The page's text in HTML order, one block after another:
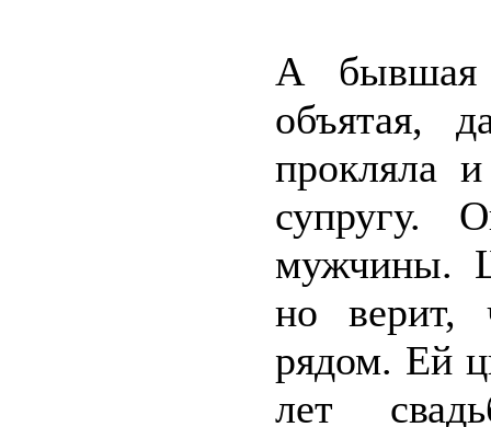
А бывшая
объятая,
прокляла
супругу.
мужчины.
но верит,
рядом. Ей
лет